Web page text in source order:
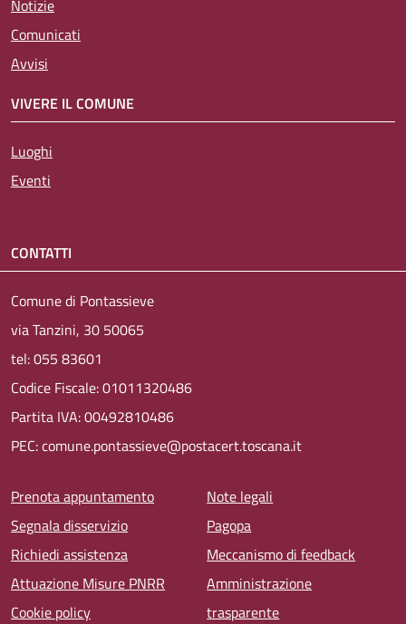
Notizie
Comunicati
Avvisi
VIVERE IL COMUNE
Luoghi
Eventi
CONTATTI
Comune di Pontassieve
via Tanzini, 30 50065
tel: 055 83601
Codice Fiscale: 01011320486
Partita IVA: 00492810486
PEC: comune.pontassieve@postacert.toscana.it
Menu piè di pagina
Prenota appuntamento
Segnala disservizio
Richiedi assistenza
Attuazione Misure PNRR
Cookie policy
Note legali
Pagopa
Meccanismo di feedback
Amministrazione
trasparente